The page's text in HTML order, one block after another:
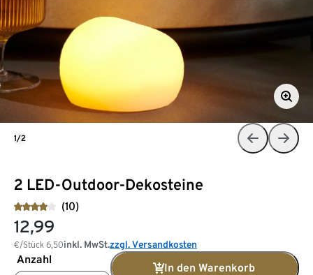
2 LED-Outdoor-Dekosteine
(10)
12,99
€/Stück 6,50inkl. MwSt.zzgl. Versandkosten
Anzahl
In den Warenkorb
1/2